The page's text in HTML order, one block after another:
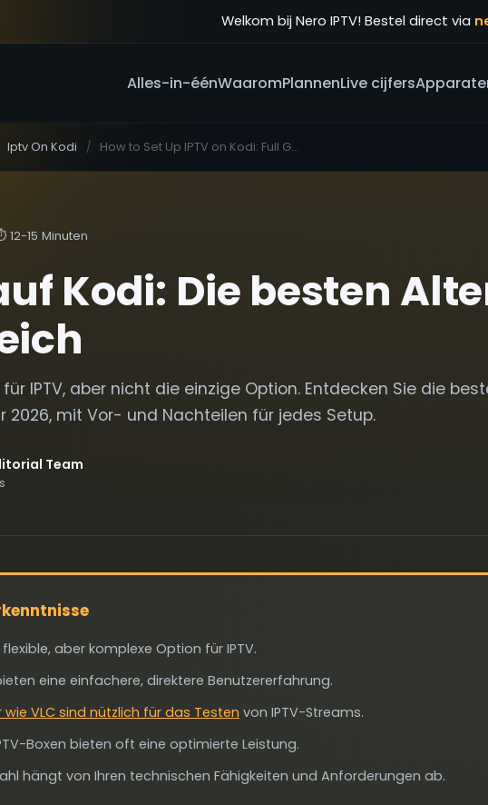
Welkom bij Nero IPTV! Bestel direct via
Alles-in-éénWaaromPlannenLive cijfers
Iptv On Kodi How to Set Up IPTV on Kodi: Full Guide 2026: Beste Alternativen im Vergleich
12-15 Minuten
Kodi: Die besten
IPTV, aber nicht die einzige Option. Entdecken Sie die
2026, mit Vor- und Nachteilen für jedes Setup.
Team
aber komplexe Option für IPTV.
eine einfachere, direktere Benutzererfahrung.
VLC sind nützlich für das Testen von IPTV-Streams.
Boxen bieten oft eine optimierte Leistung.
hängt von Ihren technischen Fähigkeiten und Anforderungen ab.